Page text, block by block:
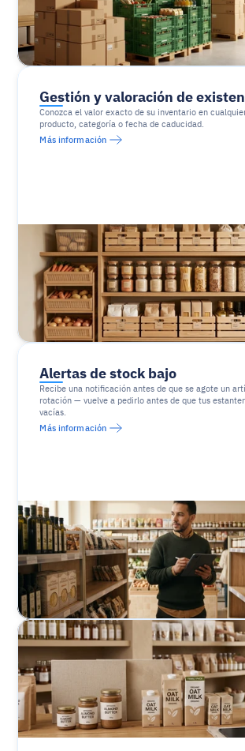
Gestión y valoración de
Conozca el valor exacto de su inventario en
producto, categoría o fecha de caducidad.
Más información
Alertas de stock bajo
Recibe una notificación antes de que se agote un
rotación — vuelve a pedirlo antes de que tus
vacías.
Más información